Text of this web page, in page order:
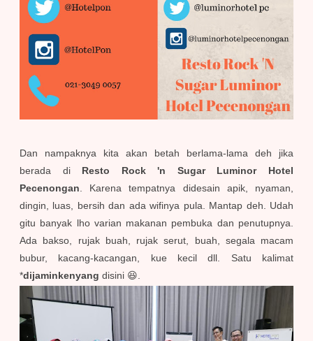
Dan nampaknya kita akan betah berlama-lama deh jika
berada di Resto Rock 'n Sugar Luminor Hotel
Pecenongan . Karena tempatnya didesain apik, nyaman,
dingin, luas, bersih dan ada wifinya pula. Mantap deh. Udah
gitu banyak lho varian makanan pembuka dan penutupnya.
Ada bakso, rujak buah, rujak serut, buah, segala macam
bubur, kacang-kacangan, kue kecil dll. Satu kalimat
*dijaminkenyang disini 😆.